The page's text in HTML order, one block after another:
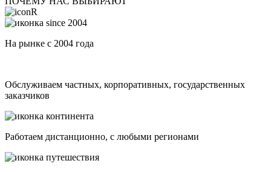
На рынке с 2004 года
Обслуживаем частных, корпоративных, государственных
заказчиков
Работаем дистанционно, с любыми регионами